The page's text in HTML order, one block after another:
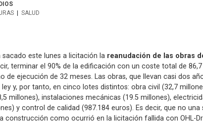
SALUD
sacado este lunes a licitación la reanudación de las obras
terminar el 90% de la edificación con un coste total de
de ejecución de 32 meses. Las obras, que llevan casi dos
y, por tanto, en cinco lotes distintos: obra civil (32,7
millones), instalaciones mecánicas (19.5 millones),
y control de calidad (987.184 euros). Es decir, que no una
construcción como ocurrió en la licitación fallida con OHL-